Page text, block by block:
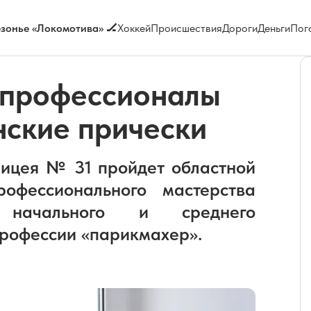
«Локомотива» 🏒ХоккейПроисшествияДорогиДеньги
прически
№ 31 пройдет областной
мастерства
и среднего
«парикмахер».